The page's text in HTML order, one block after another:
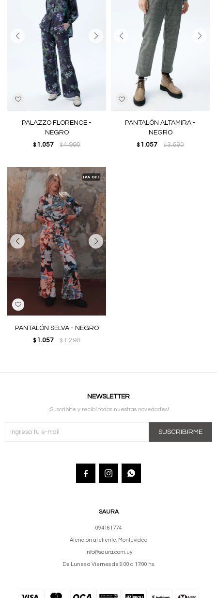
PALAZZO FLORENCE -
NEGRO
$ 1.057 $4.990
PANTALÓN ALTAMIRA -
NEGRO
$ 1.057 $3.690
PANTALÓN SELVA - NEGRO
$ 1.057 $1.290
SAURA
094161774
Atención al cliente, Montevideo
info@saura.com.uy
De Lunes a Viernes de 9:00 a 17:00 hs.
NEWSLETTER
¡Suscribite y recibí todas nuestras novedades!
SUSCRIBIRME
  